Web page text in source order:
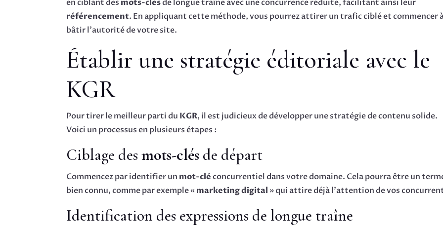
en ciblant des mots-clésde longue traîne avec une concurrence réduite, facilitant ainsi leur
référencement. En appliquant cette méthode, vous pourrez attirer un trafic ciblé et commencer
bâtir l’autorité de votre site.
Établir une stratégie éditoriale avec le
KGR
Pour tirer le meilleur parti du KGR, il est judicieux de développer une stratégie de contenu solide.
Voici un processus en plusieurs étapes :
Ciblage desmots-clés de départ
Commencez par identifier un mot-cléconcurrentiel dans votre domaine. Cela pourra être un
bien connu, comme par exemple « marketing digital » qui attire déjà l’attention de vos
Identification des expressions de longue traîne